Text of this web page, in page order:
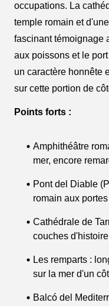
occupations. La
temple romain et
fascinant témoignage
aux poissons et le
un caractère honnête
sur cette portion de
Points forts :
Amphithéâtre
mer, encore
Pont del Diable
romain aux
Cathédrale de
couches
Les remparts :
sur la mer d'un
Balcó del